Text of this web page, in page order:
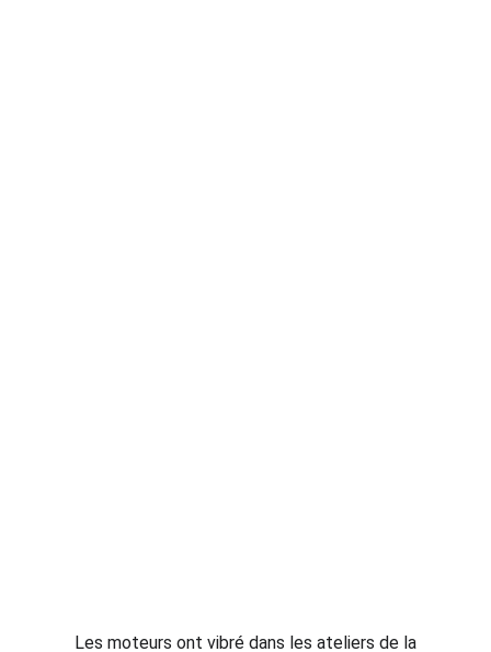
Les moteurs ont vibré dans les ateliers de la